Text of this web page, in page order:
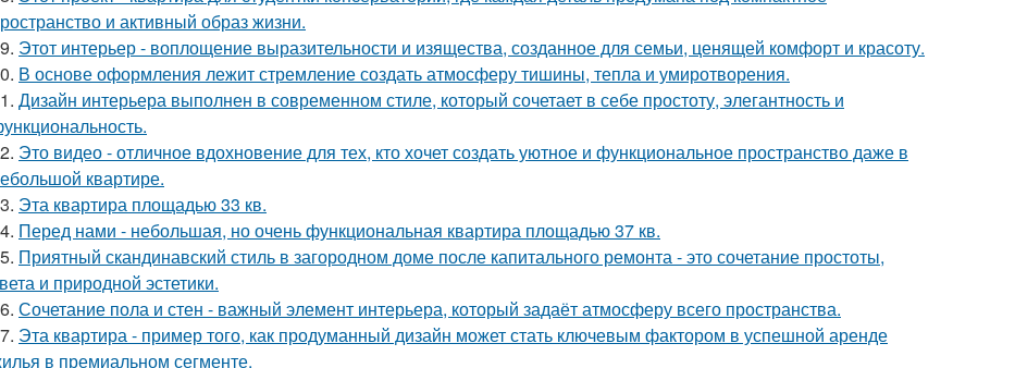
и активный образ жизни.
Этот интерьер - воплощение выразительности и изящества, созданное для семьи, ценящей комфорт и красоту.
В основе оформления лежит стремление создать атмосферу тишины, тепла и умиротворения.
Дизайн интерьера выполнен в современном стиле, который сочетает в себе простоту, элегантность и
Это видео - отличное вдохновение для тех, кто хочет создать уютное и функциональное пространство даже в
квартире.
Эта квартира площадью 33 кв.
Перед нами - небольшая, но очень функциональная квартира площадью 37 кв.
Приятный скандинавский стиль в загородном доме после капитального ремонта - это сочетание простоты,
и природной эстетики.
Сочетание пола и стен - важный элемент интерьера, который задаёт атмосферу всего пространства.
Эта квартира - пример того, как продуманный дизайн может стать ключевым фактором в успешной аренде
в премиальном сегменте.